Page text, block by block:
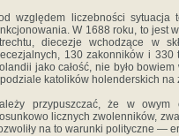
względem liczebności sytuacja
W 1688 roku, to jest
diecezje wchodzą­ce w
130 zakonników i 330
jako całość, nie było
ka­tolików holenderskich
przypuszczać, że w owym
licznych zwolenników,
na to warunki polityczne —